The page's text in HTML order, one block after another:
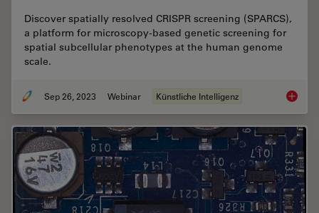
Discover spatially resolved CRISPR screening (SPARCS),
a platform for microscopy-based genetic screening for
spatial subcellular phenotypes at the human genome
scale.
Sep 26, 2023 Webinar Künstliche Intelligenz